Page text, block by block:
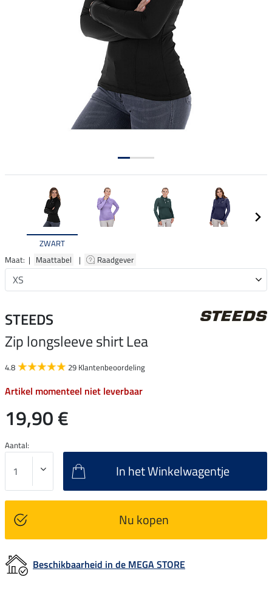
ZWART
Maat: | Maattabel | Raadgever
STEEDS
Zip longsleeve shirt Lea
4.8 29 Klantenbeoordeling
Artikel momenteel niet leverbaar
19,90 €
Aantal:
In het Winkelwagentje
Nu kopen
Beschikbaarheid in de MEGA STORE